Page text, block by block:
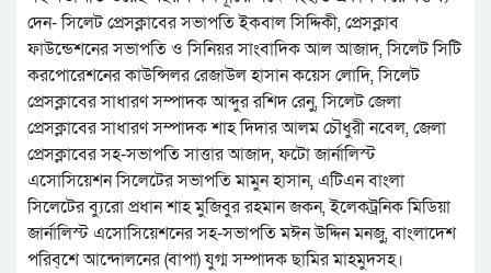
দেন- সিলেট প্রেসক্লাবের সভাপতি ইকবাল সিদ্দিকী, প্রেসক্লাব
ফাউন্ডেশনের সভাপতি ও সিনিয়র সাংবাদিক আল আজাদ, সিলেট সিটি
করপোরেশনের কাউন্সিলর রেজাউল হাসান কয়েস লোদি, সিলেট
প্রেসক্লাবের সাধারণ সম্পাদক আব্দুর রশিদ রেনু, সিলেট জেলা
প্রেসক্লাবের সাধারণ সম্পাদক শাহ দিদার আলম চৌধুরী নবেল, জেলা
প্রেসক্লাবের সহ-সভাপতি সাত্তার আজাদ, ফটো জার্নালিস্ট
এসোসিয়েশন সিলেটের সভাপতি মামুন হাসান, এটিএন বাংলা
সিলেটের ব্যুরো প্রধান শাহ মুজিবুর রহমান জকন, ইলেকট্রনিক মিডিয়া
জার্নালিস্ট এসোসিয়েশনের সহ-সভাপতি মঈন উদ্দিন মনজু, বাংলাদেশ
পরিব্শে আন্দোলনের (বাপা) যুগ্ম সম্পাদক ছামির মাহমুদসহ।